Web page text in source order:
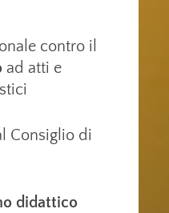
contro il
ad atti e
Consiglio di
didattico